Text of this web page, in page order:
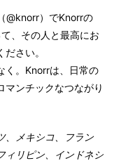
@knorr）でKnorrの
、その人と最高にお
さい。
く。Knorrは、日常の
マンチックなつながり
、メキシコ、フラン
ィリピン、インドネシ